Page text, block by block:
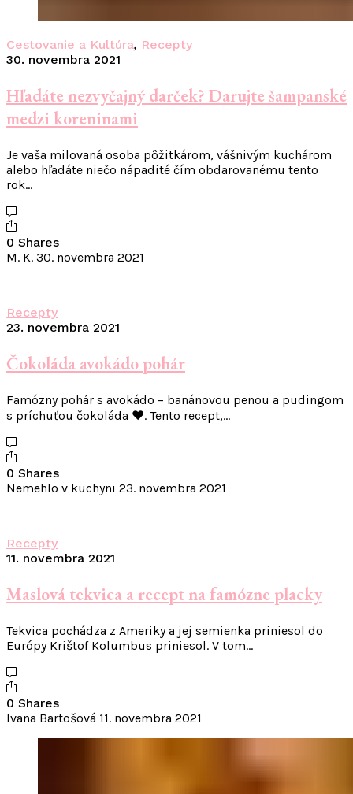
Cestovanie a Kultúra, Recepty
30. novembra 2021
Hľadáte nezvyčajný darček? Darujte šampanské
medzi koreninami
Je vaša milovaná osoba pôžitkárom, vášnivým kuchárom
alebo hľadáte niečo nápadité čím obdarovanému tento
rok…
0 Shares
M. K. 30. novembra 2021
Recepty
23. novembra 2021
Čokoláda avokádo pohár
Famózny pohár s avokádo – banánovou penou a pudingom
s príchuťou čokoláda ❤️. Tento recept,…
0 Shares
Nemehlo v kuchyni 23. novembra 2021
Recepty
11. novembra 2021
Maslová tekvica a recept na famózne placky
Tekvica pochádza z Ameriky a jej semienka priniesol do
Európy Krištof Kolumbus priniesol. V tom…
0 Shares
Ivana Bartošová 11. novembra 2021